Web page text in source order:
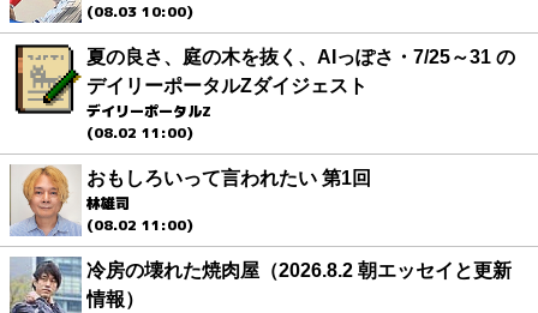
(08.03 10:00)
夏の良さ、庭の木を抜く、AIっぽさ・7/25～31 の
デイリーポータルZダイジェスト
デイリーポータルZ
(08.02 11:00)
おもしろいって言われたい 第1回
林雄司
(08.02 11:00)
冷房の壊れた焼肉屋（2026.8.2 朝エッセイと更新
情報）